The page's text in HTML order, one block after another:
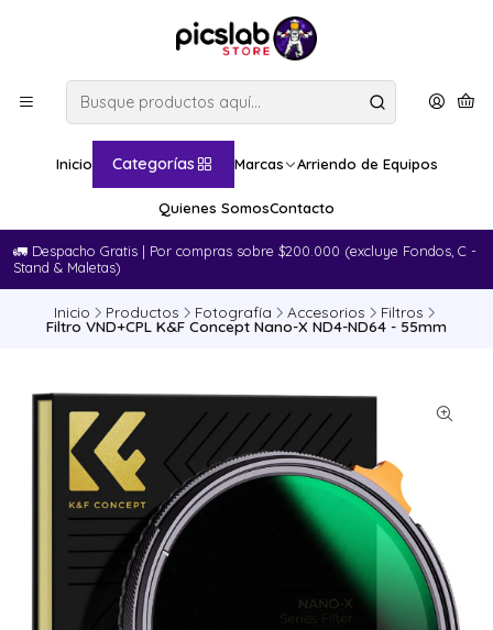
Inicio Categorías Marcas Arriendo de Equipos
Quienes SomosContacto
🚛​ Despacho Gratis | Por compras sobre $200.000 (excluye Fondos, C -
Stand & Maletas)
Inicio Productos Fotografía Accesorios Filtros
Filtro VND+CPL K&F Concept Nano-X ND4-ND64 - 55mm